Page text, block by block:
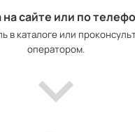
на сайте или по
в каталоге или
оператором.